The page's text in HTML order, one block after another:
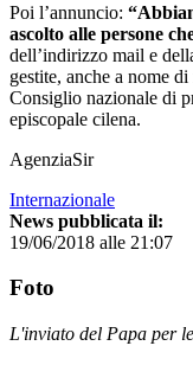
Poi l’annuncio:
ascolto alle persone
dell’indirizzo mail e
gestite, anche a nome
Consiglio nazionale di
episcopale cilena.
AgenziaSir
Internazionale
News pubblicata il:
19/06/2018 alle 21:07
Foto
L'inviato del Papa per